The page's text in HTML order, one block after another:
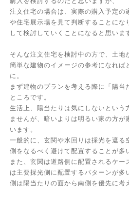
注文住宅の場合は、実際の購入予定の
や住宅展示場を見て判断することにな
して検討していくことになると思いま
そんな注文住宅を検討中の方で、土地
簡単な建物のイメージの参考になれば
に。
まず建物のプランを考える際に「陽当
ところです。
生活上、陽当たりは気にしないという
ませんが、暗いよりは明るい家の方が
います。
一般的に、玄関や水回りは採光を遮る
側をなるべく避けて配置することが多
また、玄関は道路側に配置されるケー
は主要採光側に配置するパターンが多
側は陽当たりの面から南側を優先に考